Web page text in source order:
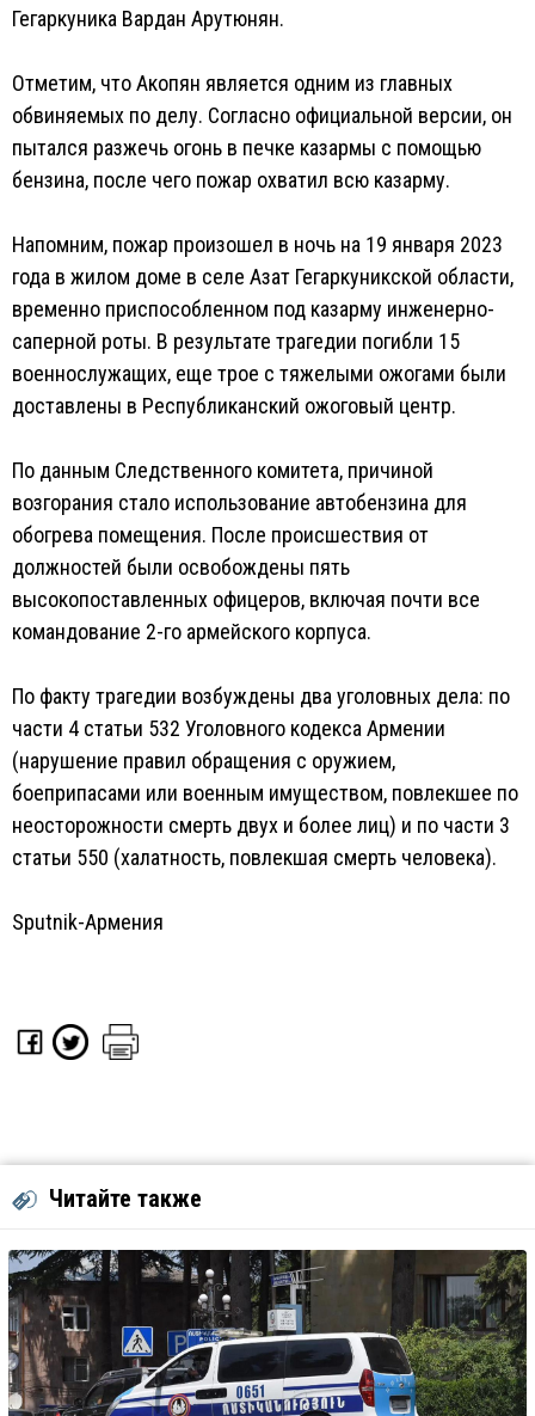
Гегаркуника Вардан Арутюнян.
Отметим, что Акопян является одним из главных
обвиняемых по делу. Согласно официальной версии, он
пытался разжечь огонь в печке казармы с помощью
бензина, после чего пожар охватил всю казарму.
Напомним, пожар произошел в ночь на 19 января 2023
года в жилом доме в селе Азат Гегаркуникской области,
временно приспособленном под казарму инженерно-
саперной роты. В результате трагедии погибли 15
военнослужащих, еще трое с тяжелыми ожогами были
доставлены в Республиканский ожоговый центр.
По данным Следственного комитета, причиной
возгорания стало использование автобензина для
обогрева помещения. После происшествия от
должностей были освобождены пять
высокопоставленных офицеров, включая почти все
командование 2-го армейского корпуса.
По факту трагедии возбуждены два уголовных дела: по
части 4 статьи 532 Уголовного кодекса Армении
(нарушение правил обращения с оружием,
боеприпасами или военным имуществом, повлекшее по
неосторожности смерть двух и более лиц) и по части 3
статьи 550 (халатность, повлекшая смерть человека).
Sputnik-Армения
Читайте также